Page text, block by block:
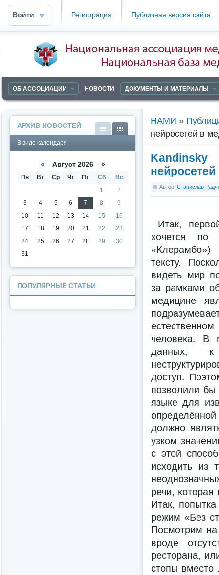
Войти Регистрация Публичная версия сайта
ОБ АССОЦИАЦИИ НОВОСТИ ДОКУМЕНТЫ И МАТЕРИАЛЫ
НАМИ »
нейросетей в
Автор: Станислав
Итак,
хочется по
«Клерамбо»)
тексту.
видеть мир
за рамками
медицине
человека. В
данных,
доступ.
позволили бы
языке для
должно
узком
с этой
исходить из
речи,
Итак,
режим «Без
Посмотрим на
вроде
ресторана,
стопы вместо
АРХИВ НОВОСТЕЙ
кален
списк
В виде календаря
« Август 2026 »
Пн Вт Ср Чт Пт Сб
Вс
1
2
3
4 5 6 7 8
9
10
11 12 13 14 15
16
17
18 19 20 21 22
23
24
25 26 27 28 29
30
31
ПОПУЛЯРНЫЕ СТАТЬИ